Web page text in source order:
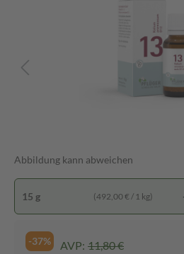
Abbildung kann abweichen
15 g (492,00 € / 1 kg)
-37% AVP: 11,80 €